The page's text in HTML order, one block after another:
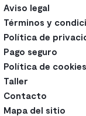
Aviso legal
Términos y
Política de
Pago seguro
Política de cookies
Taller
Contacto
Mapa del sitio